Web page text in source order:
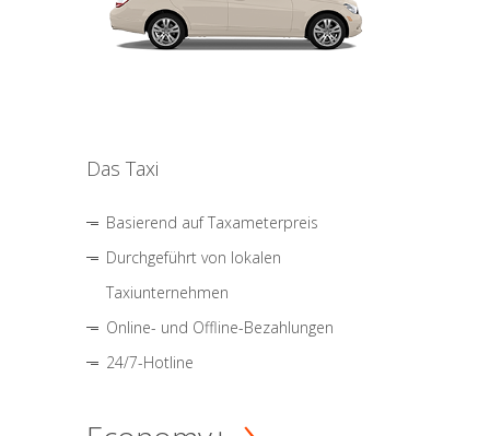
Das Taxi
Basierend auf Taxameterpreis
Durchgeführt von lokalen
Taxiunternehmen
Online- und Offline-Bezahlungen
24/7-Hotline